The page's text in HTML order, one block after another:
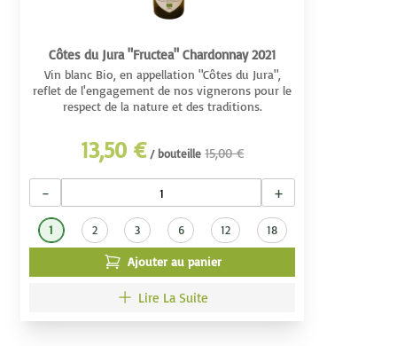
Côtes du Jura "Fructea" Chardonnay 2021
Vin blanc Bio, en appellation "Côtes du Jura",
reflet de l'engagement de nos vignerons pour le
respect de la nature et des traditions.
13,50 € / bouteille 15,00 €
− +
1 2 3 6 12 18
Ajouter au panier
Lire La Suite